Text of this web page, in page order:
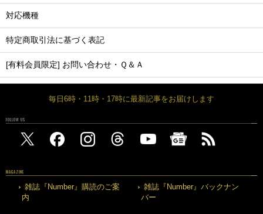
対応機種
特定商取引法に基づく表記
[有料会員限定] お問い合わせ・Ｑ＆Ａ
毎日6時・11時・17時に最新記事をお届けします
FOLLOW US
MAGAZINE
雑誌『Number』購読のご案
内
雑誌『Number』バックナン
バー